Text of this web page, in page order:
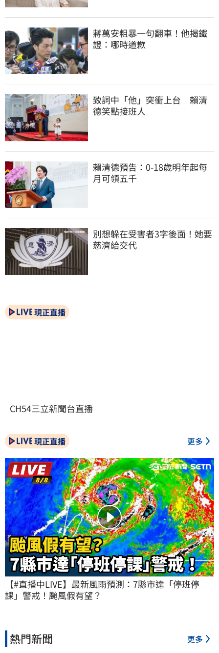
蔣萬安粗暴一句翻車！他揭鐵
證：哪時道歉
致詞中「他」突衝上台　賴清
德笑點接班人
賴清德預告：0-18歲明年起每
月可領五千
別想躲在受害者3字後面！她要
慈濟給交代
現正直播
CH54三立新聞台直播
現正直播 更多
【#直播中LIVE】最新風雨預測：7縣市達「停班停
課」警戒！颱風假有望？
熱門新聞 更多